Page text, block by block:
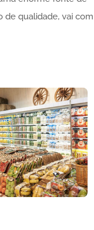
de qualidade, vai com